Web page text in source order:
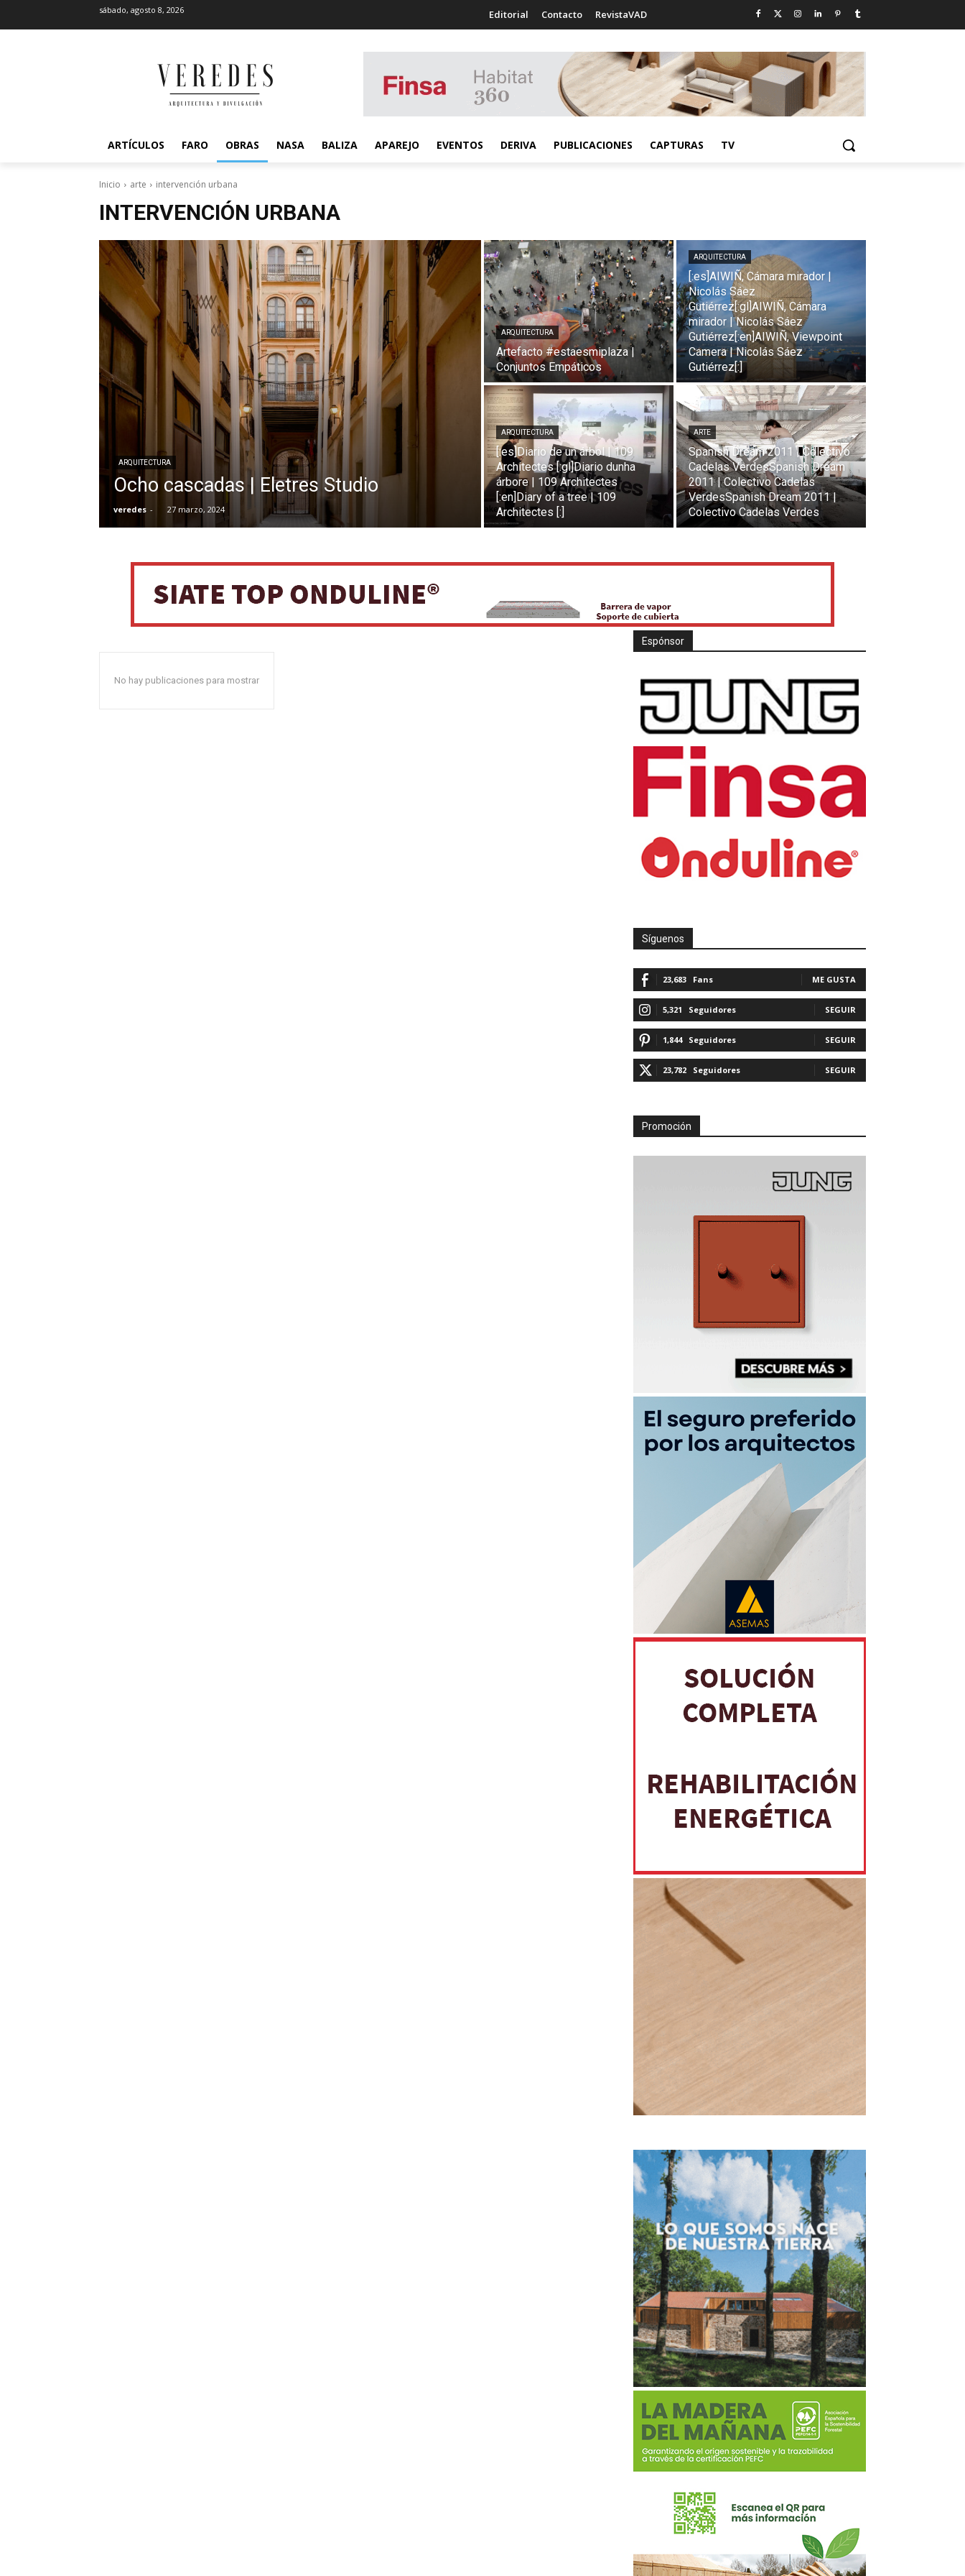
sábado, agosto 8, 2026 Editorial Contacto RevistaVAD
ARTÍCULOS FARO OBRAS NASA BALIZA APAREJO EVENTOS DERIVA PUBLICACIONES CAPTURAS TV
Inicio arte intervención urbana
INTERVENCIÓN URBANA
ARQUITECTURA
Ocho cascadas | Eletres Studio
veredes - 27 marzo, 2024
ARQUITECTURA
Artefacto #estaesmiplaza |
Conjuntos Empáticos
ARQUITECTURA
[:es]AIWIÑ, Cámara mirador |
Nicolás Sáez
Gutiérrez[:gl]AIWIÑ, Cámara
mirador | Nicolás Sáez
Gutiérrez[:en]AIWIÑ, Viewpoint
Camera | Nicolás Sáez
Gutiérrez[:]
ARQUITECTURA
[:es]Diario de un árbol | 109
Architectes [:gl]Diario dunha
árbore | 109 Architectes
[:en]Diary of a tree | 109
Architectes [:]
ARTE
Spanish Dream 2011 | Colectivo
Cadelas VerdesSpanish Dream
2011 | Colectivo Cadelas
VerdesSpanish Dream 2011 |
Colectivo Cadelas Verdes
No hay publicaciones para mostrar
Espónsor
Síguenos
23,683 Fans ME GUSTA
5,321 Seguidores SEGUIR
1,844 Seguidores SEGUIR
23,782 Seguidores SEGUIR
Promoción